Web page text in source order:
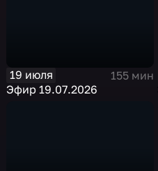
19 июля
155 мин
Эфир 19.07.2026